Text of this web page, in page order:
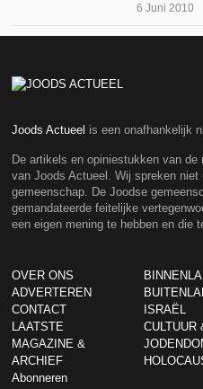
6 Juni 2010
Joods Actueel is een onafhankelijk
De artikels en opiniestukken van
van Joods Actueel. Wij spreken
gemeenschap. De Joodse
gemandateerde feitelijke
een eigen mening te hebben en die
OVER ONS
ADVERTEREN
CONTACT
LAATSTE
MAGAZINE &
ARCHIEF
Abonneren
ISRAËL
CULTUUR